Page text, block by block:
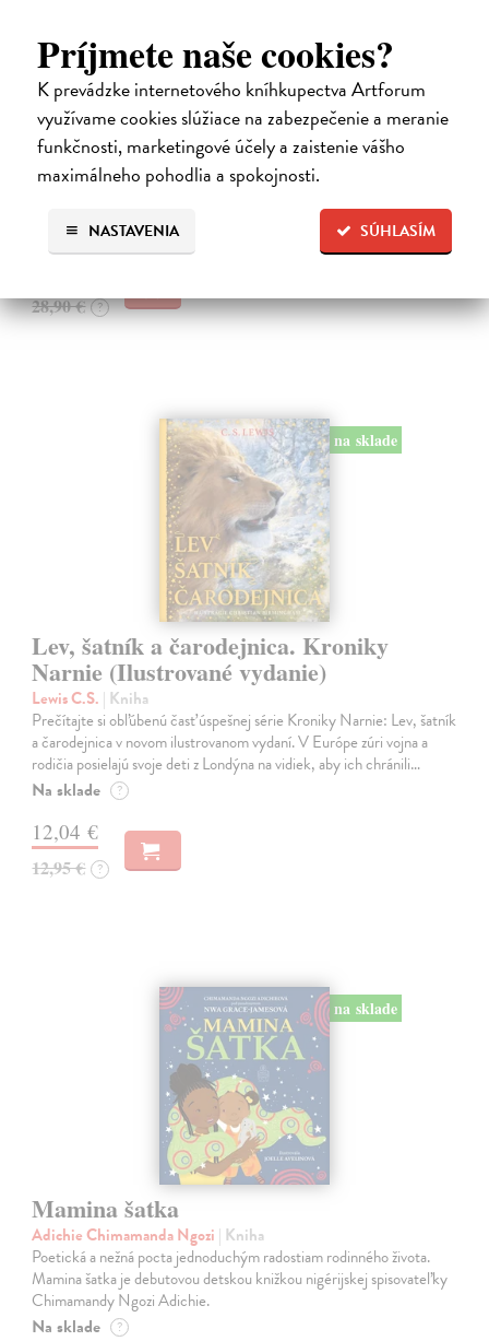
Príjmete naše cookies?
K prevádzke internetového kníhkupectva Artforum
využívame cookies slúžiace na zabezpečenie a meranie
funkčnosti, marketingové účely a zaistenie vášho
maximálneho pohodlia a spokojnosti.
SÚHLASÍM
NASTAVENIA
Alica a hmyz
Dúbravský Andrej| Kniha
Alica je zvedavá mačka, ktorá býva so zvedavým Andrejom. Obaja sú
Na sklade ?
28,90 € ?
na sklade
Lev, šatník a čarodejnica. Kroniky
Narnie (Ilustrované vydanie)
Lewis C.S. | Kniha
Prečítajte si obľúbenú časť úspešnej série Kroniky Narnie: Lev, šatník
a čarodejnica v novom ilustrovanom vydaní. V Európe zúri vojna a
rodičia posielajú svoje deti z Londýna na vidiek, aby ich chránili…
Na sklade ?
12,04 €
12,95 € ?
na sklade
Mamina šatka
Adichie Chimamanda Ngozi | Kniha
Poetická a nežná pocta jednoduchým radostiam rodinného života.
Mamina šatka je debutovou detskou knižkou nigérijskej spisovateľky
Chimamandy Ngozi Adichie.
Na sklade ?